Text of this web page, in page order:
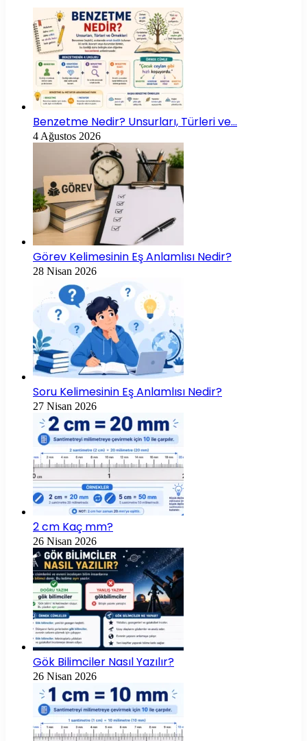
Benzetme Nedir? Unsurları, Türleri ve…
4 Ağustos 2026
Görev Kelimesinin Eş Anlamlısı Nedir?
28 Nisan 2026
Soru Kelimesinin Eş Anlamlısı Nedir?
27 Nisan 2026
2 cm Kaç mm?
26 Nisan 2026
Gök Bilimciler Nasıl Yazılır?
26 Nisan 2026